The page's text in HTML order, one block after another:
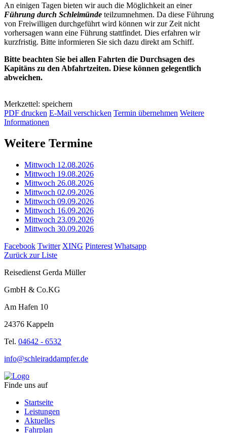
An einigen Tagen bieten wir auch die Möglichkeit an einer
Führung durch Schleimünde teilzumnehmen. Da diese Führung
von Freiwilligen durchgeführt wird können wir zur Zeit nicht
vorhersagen wann eine Führung stattfindet. Dies erfahren wir
kurzfristig. Bitte informieren Sie sich dazu direkt am Schiff.
Bitte beachten Sie bei allen Fahrten die Durchsagen des
Kapitäns zu den Abfahrtzeiten. Diese können gelegentlich
abweichen.
Merkzettel: speichern
PDF drucken E-Mail verschicken Termin übernehmen Weitere
Informationen
Weitere Termine
Mittwoch 12.08.2026
Mittwoch 19.08.2026
Mittwoch 26.08.2026
Mittwoch 02.09.2026
Mittwoch 09.09.2026
Mittwoch 16.09.2026
Mittwoch 23.09.2026
Mittwoch 30.09.2026
Facebook Twitter XING Pinterest Whatsapp
Zurück zur Liste
Reisedienst Gerda Müller
GmbH & Co.KG
Am Hafen 10
24376 Kappeln
Tel. 04642 - 6532
info@schleiraddampfer.de
Finde uns auf
Startseite
Leistungen
Aktuelles
Fahrplan